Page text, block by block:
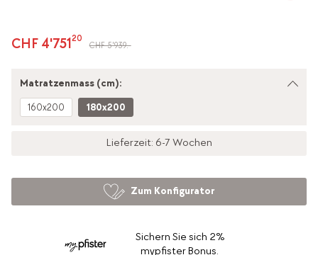
CHF 4'75120
CHF 5'939.-
Matratzenmass (cm):
160x200 180x200
Lieferzeit: 6-7 Wochen
Sichern Sie sich 2%
mypfister Bonus.
Zum Konfigurator